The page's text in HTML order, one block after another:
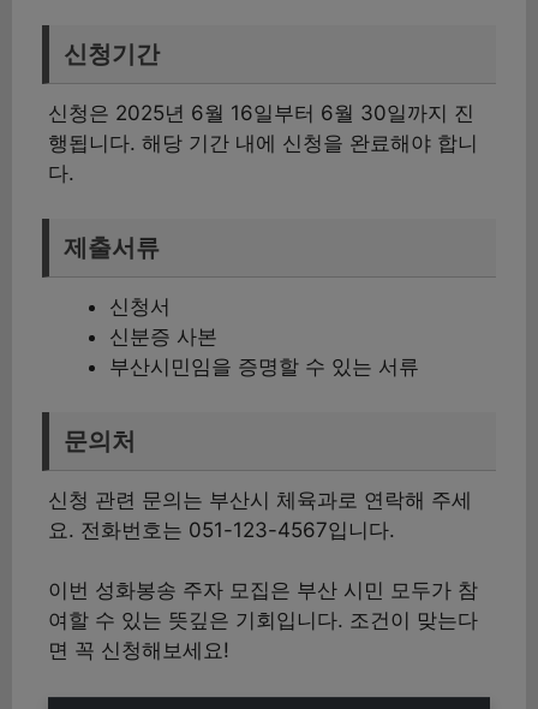
신청기간
신청은 2025년 6월 16일부터 6월 30일까지 진
행됩니다. 해당 기간 내에 신청을 완료해야 합니
다.
제출서류
신청서
신분증 사본
부산시민임을 증명할 수 있는 서류
문의처
신청 관련 문의는 부산시 체육과로 연락해 주세
요. 전화번호는 051-123-4567입니다.
이번 성화봉송 주자 모집은 부산 시민 모두가 참
여할 수 있는 뜻깊은 기회입니다. 조건이 맞는다
면 꼭 신청해보세요!